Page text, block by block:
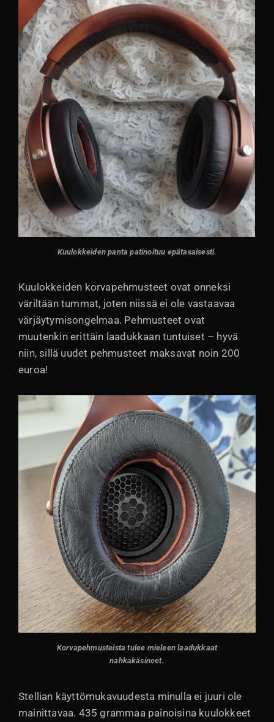
Kuulokkeiden panta patinoituu epätasaisesti.
Kuulokkeiden korvapehmusteet ovat onneksi
väriltään tummat, joten niissä ei ole vastaavaa
värjäytymisongelmaa. Pehmusteet ovat
muutenkin erittäin laadukkaan tuntuiset – hyvä
niin, sillä uudet pehmusteet maksavat noin 200
euroa!
Korvapehmusteista tulee mieleen laadukkaat
nahkakäsineet.
Stellian käyttömukavuudesta minulla ei juuri ole
mainittavaa. 435 grammaa painoisina kuulokkeet